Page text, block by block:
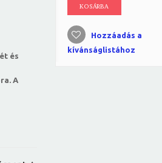
és
A
KOSÁRBA
Hozzáadás a
kívánságlistához